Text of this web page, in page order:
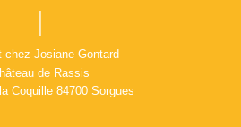
chez Josiane Gontard
de Rassis
Coquille 84700 Sorgues